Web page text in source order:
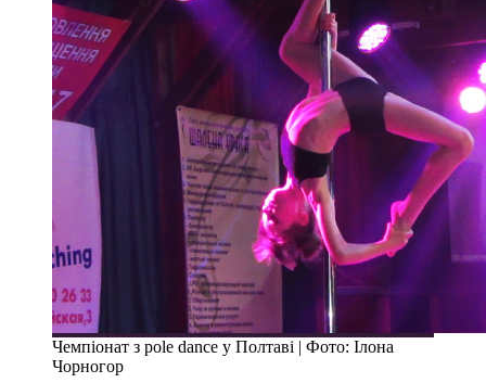
Чемпіонат з pole dance у Полтаві | Фото: Ілона
Чорногор